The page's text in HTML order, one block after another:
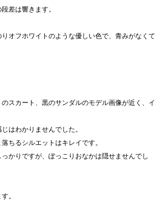
差は響きます。
オフホワイトのような優しい色で、青みがなくて
スカート、黒のサンダルのモデル画像が近く、イ
はわかりませんでした。
ちるシルエットはキレイです。
かりですが、ぽっこりおなかは隠せませんでし
。